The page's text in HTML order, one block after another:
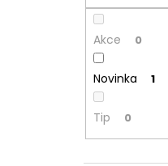
Akce 0
Novinka 1
Tip 0